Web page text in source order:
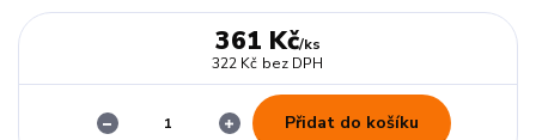
361 Kč/ks
322 Kč bez DPH
Přidat do košíku